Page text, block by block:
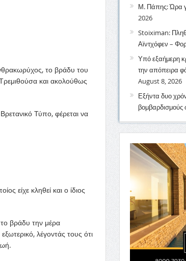
το βράδυ του
και ακολούθως
Τύπο, φέρεται να
είχε κληθεί και ο ίδιος
βράδυ την μέρα
λέγοντάς τους ότι
Μ. Πάπης: Ώρα
2026
Stoiximan:
Αϊντχόφεν –
Υπό εξαήμερη
την απόπειρα
August 8, 2026
Εξήντα δυο
βομβαρδισμούς